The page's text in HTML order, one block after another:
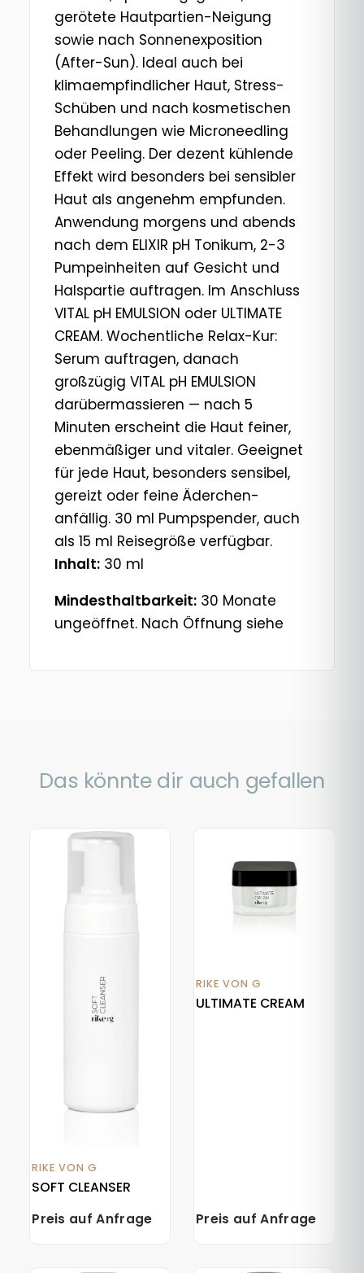
gerötete Hautpartien-Neigung
sowie nach Sonnenexposition
(After-Sun). Ideal auch bei
klimaempfindlicher Haut, Stress-
Schüben und nach kosmetischen
Behandlungen wie Microneedling
oder Peeling. Der dezent kühlende
Effekt wird besonders bei sensibler
Haut als angenehm empfunden.
Anwendung morgens und abends
nach dem ELIXIR pH Tonikum, 2-3
Pumpeinheiten auf Gesicht und
Halspartie auftragen. Im Anschluss
VITAL pH EMULSION oder ULTIMATE
CREAM. Wochentliche Relax-Kur:
Serum auftragen, danach
großzügig VITAL pH EMULSION
darübermassieren — nach 5
Minuten erscheint die Haut feiner,
ebenmäßiger und vitaler. Geeignet
für jede Haut, besonders sensibel,
gereizt oder feine Äderchen-
anfällig. 30 ml Pumpspender, auch
als 15 ml Reisegröße verfügbar.
Inhalt: 30 ml
Mindesthaltbarkeit: 30 Monate
ungeöffnet. Nach Öffnung siehe
Das könnte dir auch gefallen
RIKE VON G
SOFT CLEANSER
Preis auf Anfrage
RIKE VON G
ULTIMATE CREAM
Preis auf Anfrage